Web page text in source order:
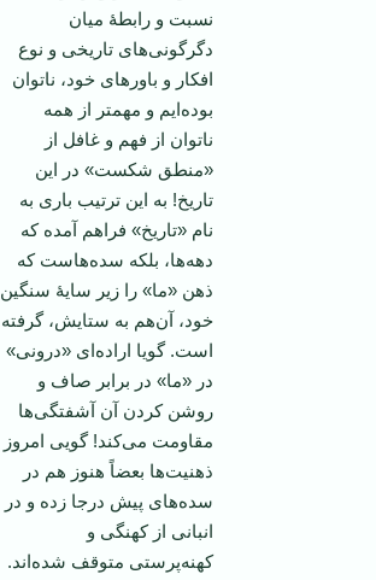
نسبت و رابطۀ میان
دگرگونی‌های تاریخی و نوع
افکار و باورهای خود، ناتوان
بوده‌ایم و مهمتر از همه
ناتوان از فهم و غافل از
«منطق شکست» در این
تاریخ! به این ترتیب باری به
نام «تاریخ‌» فراهم آمده که
دهه‌ها، بلکه سده‌هاست که
ذهن «ما» را زیر سایۀ سنگین
خود، آن‌هم به ستایش، گرفته
است. گویا اراده‌ای «درونی»
در «ما» در برابر صاف و
روشن کردن آن آشفتگی‌ها
مقاومت می‌کند! گویی امروز
ذهنیت‌ها بعضاً هنوز هم در
سده‌های پیش درجا زده و در
انبانی از کهنگی و
کهنه‌پرستی متوقف شده‌اند.